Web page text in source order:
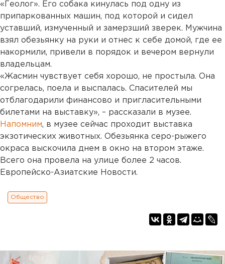
«Геолог». Его собака кинулась под одну из
припаркованных машин, под которой и сидел
уставший, измученный и замерзший зверек. Мужчина
взял обезьянку на руки и отнес к себе домой, где ее
накормили, привели в порядок и вечером вернули
владельцам.
«Жасмин чувствует себя хорошо, не простыла. Она
согрелась, поела и выспалась. Спасителей мы
отблагодарили финансово и пригласительными
билетами на выставку», – рассказали в музее.
Напомним, в музее сейчас проходит выставка
экзотических животных. Обезьянка серо-рыжего
окраса выскочила днем в окно на втором этаже.
Всего она провела на улице более 2 часов.
Европейско-Азиатские Новости.
Общество